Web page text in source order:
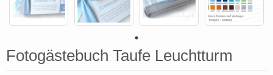
Fotogästebuch Taufe Leuchtturm